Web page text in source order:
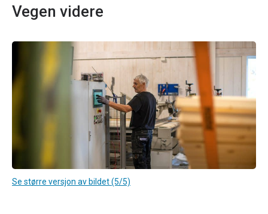
Vegen videre
Se større versjon av bildet (5/5)